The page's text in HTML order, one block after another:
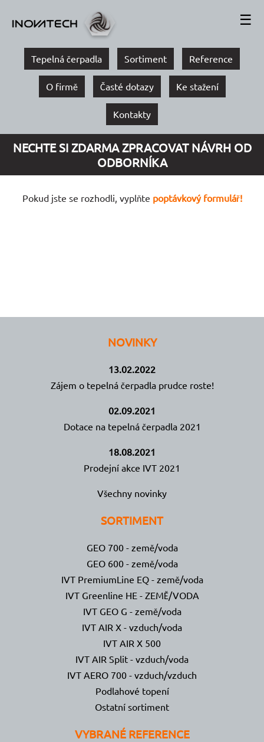
☰
Tepelná čerpadla Sortiment Reference
O firmě Časté dotazy Ke stažení
Kontakty
NECHTE SI ZDARMA ZPRACOVAT NÁVRH OD
ODBORNÍKA
Pokud jste se rozhodli, vyplňte poptávkový formulář!
NOVINKY
13.02.2022
Zájem o tepelná čerpadla prudce roste!
02.09.2021
Dotace na tepelná čerpadla 2021
18.08.2021
Prodejní akce IVT 2021
Všechny novinky
SORTIMENT
GEO 700 - země/voda
GEO 600 - země/voda
IVT PremiumLine EQ - země/voda
IVT Greenline HE - ZEMĚ/VODA
IVT GEO G - země/voda
IVT AIR X - vzduch/voda
IVT AIR X 500
IVT AIR Split - vzduch/voda
IVT AERO 700 - vzduch/vzduch
Podlahové topení
Ostatní sortiment
VYBRANÉ REFERENCE